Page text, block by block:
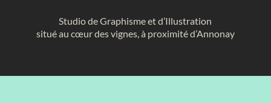
Studio de Graphisme et d’Illustration
situé au cœur des vignes, à proximité d’Annonay